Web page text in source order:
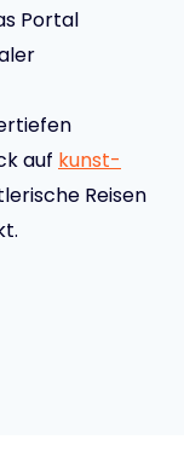
Portal
auf kunst-
Reisen